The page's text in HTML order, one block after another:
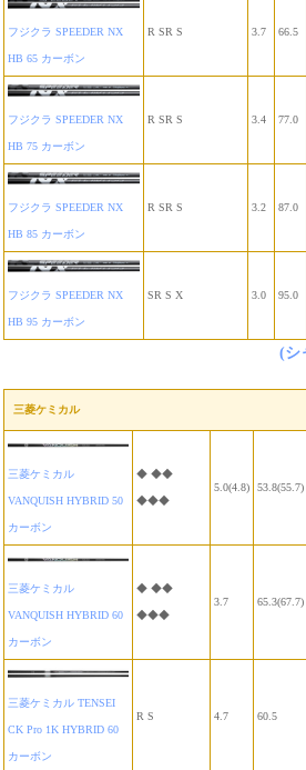
フジクラ SPEEDER NX
HB 65 カーボン
R SR S 3.7 66.5
フジクラ SPEEDER NX
HB 75 カーボン
R SR S 3.4 77.0
フジクラ SPEEDER NX
HB 85 カーボン
R SR S 3.2 87.0
フジクラ SPEEDER NX
HB 95 カーボン
SR S X 3.0 95.0
(シ
三菱ケミカル
三菱ケミカル
VANQUISH HYBRID 50
カーボン
◆ ◆◆
◆◆◆
5.0(4.8) 53.8(55.7)
三菱ケミカル
VANQUISH HYBRID 60
カーボン
◆ ◆◆
◆◆◆
3.7 65.3(67.7)
三菱ケミカル TENSEI
CK Pro 1K HYBRID 60
カーボン
R S 4.7 60.5